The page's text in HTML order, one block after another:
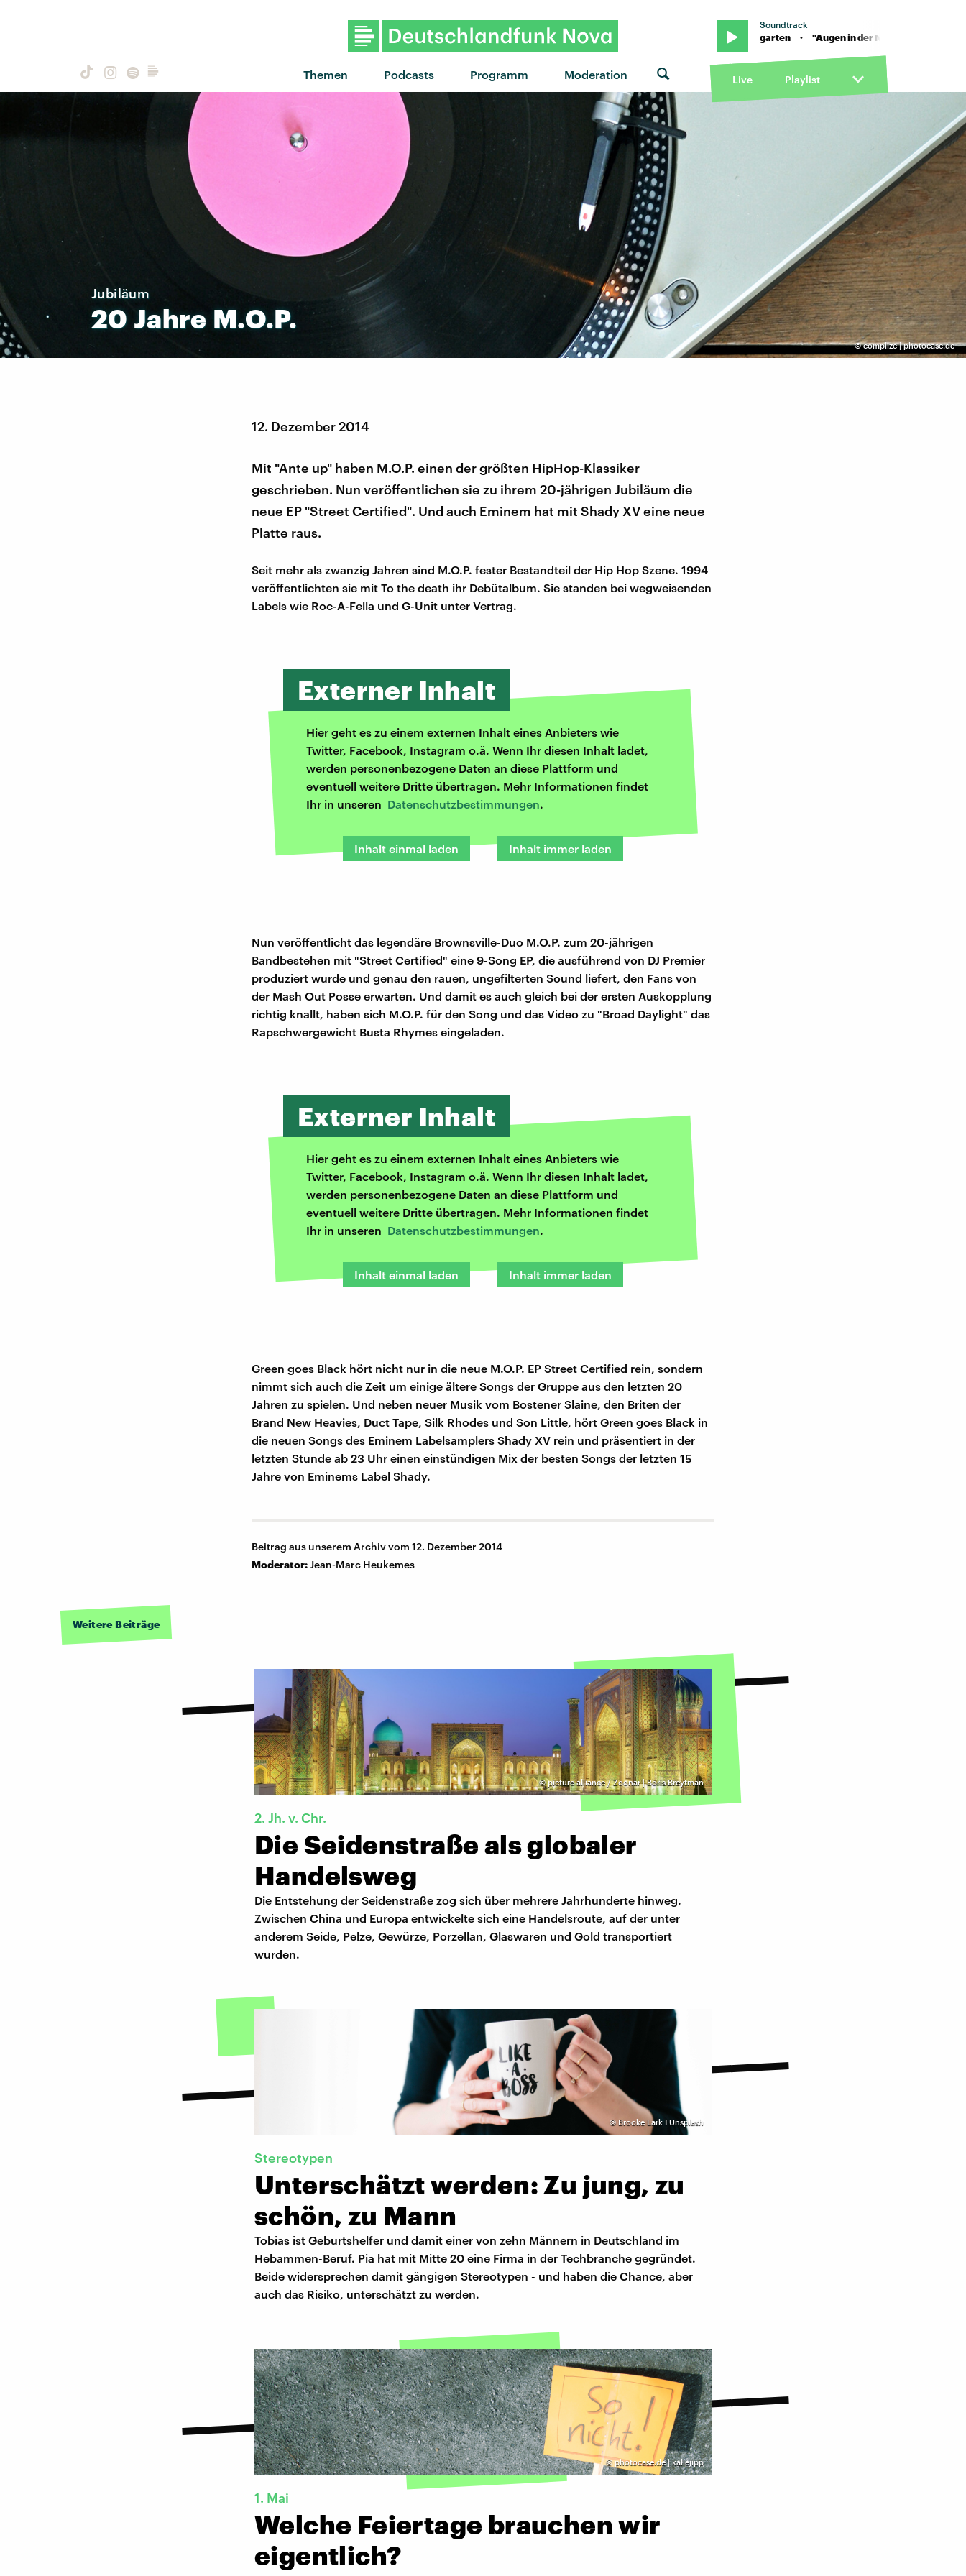
Themen Podcasts Programm Moderation
Soundtrack
"Augen in der Nacht" von Apsilon & Blumengarten · "Augen in der Nacht" von Apsilon &
Live Playlist
©complize | photocase.de
Jubiläum
20 Jahre M.O.P.
12. Dezember 2014
Mit "Ante up" haben M.O.P. einen der größten HipHop-Klassiker
geschrieben. Nun veröffentlichen sie zu ihrem 20-jährigen Jubiläum die
neue EP "Street Certified". Und auch Eminem hat mit Shady XV eine neue
Platte raus.
Seit mehr als zwanzig Jahren sind M.O.P. fester Bestandteil der Hip Hop Szene. 1994
veröffentlichten sie mit To the death ihr Debütalbum. Sie standen bei wegweisenden
Labels wie Roc-A-Fella und G-Unit unter Vertrag.
Externer Inhalt
Hier geht es zu einem externen Inhalt eines Anbieters wie
Twitter, Facebook, Instagram o.ä. Wenn Ihr diesen Inhalt ladet,
werden personenbezogene Daten an diese Plattform und
eventuell weitere Dritte übertragen. Mehr Informationen findet
Ihr in unseren Datenschutzbestimmungen.
Inhalt einmal laden Inhalt immer laden
Nun veröffentlicht das legendäre Brownsville-Duo M.O.P. zum 20-jährigen
Bandbestehen mit "Street Certified" eine 9-Song EP, die ausführend von DJ Premier
produziert wurde und genau den rauen, ungefilterten Sound liefert, den Fans von
der Mash Out Posse erwarten. Und damit es auch gleich bei der ersten Auskopplung
richtig knallt, haben sich M.O.P. für den Song und das Video zu "Broad Daylight" das
Rapschwergewicht Busta Rhymes eingeladen.
Externer Inhalt
Hier geht es zu einem externen Inhalt eines Anbieters wie
Twitter, Facebook, Instagram o.ä. Wenn Ihr diesen Inhalt ladet,
werden personenbezogene Daten an diese Plattform und
eventuell weitere Dritte übertragen. Mehr Informationen findet
Ihr in unseren Datenschutzbestimmungen.
Inhalt einmal laden Inhalt immer laden
Green goes Black hört nicht nur in die neue M.O.P. EP Street Certified rein, sondern
nimmt sich auch die Zeit um einige ältere Songs der Gruppe aus den letzten 20
Jahren zu spielen. Und neben neuer Musik vom Bostener Slaine, den Briten der
Brand New Heavies, Duct Tape, Silk Rhodes und Son Little, hört Green goes Black in
die neuen Songs des Eminem Labelsamplers Shady XV rein und präsentiert in der
letzten Stunde ab 23 Uhr einen einstündigen Mix der besten Songs der letzten 15
Jahre von Eminems Label Shady.
Beitrag aus unserem Archiv vom 12. Dezember 2014
Moderator:Jean-Marc Heukemes
Weitere Beiträge
©picture alliance / Zoonar | Boris Breytman
2. Jh. v. Chr.
Die Seidenstraße als globaler
Handelsweg
Die Entstehung der Seidenstraße zog sich über mehrere Jahrhunderte hinweg.
Zwischen China und Europa entwickelte sich eine Handelsroute, auf der unter
anderem Seide, Pelze, Gewürze, Porzellan, Glaswaren und Gold transportiert
wurden.
© Brooke Lark I Unsplash
Stereotypen
Unterschätzt werden: Zu jung, zu
schön, zu Mann
Tobias ist Geburtshelfer und damit einer von zehn Männern in Deutschland im
Hebammen-Beruf. Pia hat mit Mitte 20 eine Firma in der Techbranche gegründet.
Beide widersprechen damit gängigen Stereotypen - und haben die Chance, aber
auch das Risiko, unterschätzt zu werden.
©photocase.de | kallejipp
1. Mai
Welche Feiertage brauchen wir
eigentlich?